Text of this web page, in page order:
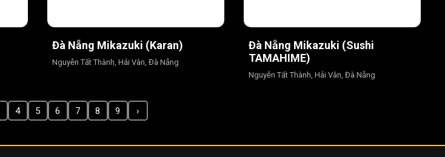
Đà Nẵng Mikazuki (Karan)
Nguyễn Tất Thành, Hải Vân, Đà Nẵng
Đà Nẵng Mikazuki (Sushi
TAMAHIME)
Nguyễn Tất Thành, Hải Vân, Đà Nẵng
4 5 6 7 8 9 ›